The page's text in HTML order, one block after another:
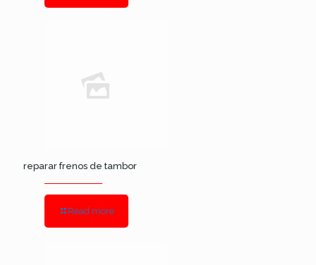
reparar frenos de tambor
Read more